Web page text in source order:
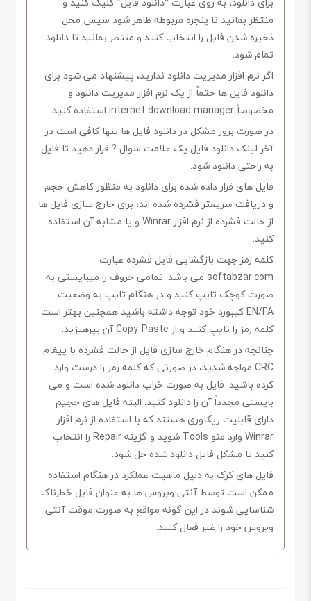
منتظر بمانید تا پنجره مربوطه ظاهر شود سپس محل
ذخیره شدن فایل را انتخاب کنید و منتظر بمانید تا دانلود
تمام شود.
اگر نرم افزار مدیریت دانلود ندارید، پیشنهاد می شود برای
دانلود فایل ها حتماً از یک نرم افزار مدیریت دانلود و
مخصوصاً internet download manager استفاده کنید.
در صورت بروز مشکل در دانلود فایل ها تنها کافی است در
آخر لینک دانلود فایل یک علامت سوال ? قرار دهید تا فایل
به راحتی دانلود شود.
فایل های قرار داده شده برای دانلود به منظور کاهش حجم
و دریافت سریعتر فشرده شده اند، برای خارج سازی فایل ها
از حالت فشرده از نرم افزار Winrar و یا مشابه آن استفاده
کنید.
کلمه رمز جهت بازگشایی فایل فشرده عبارت
softabzar.com می باشد. تمامی حروف را میبایستی به
صورت کوچک تایپ کنید و در هنگام تایپ به وضعیت
EN/FA کیبورد خود توجه داشته باشید همچنین بهتر است
کلمه رمز را تایپ کنید و از Copy-Paste آن بپرهیزید.
چنانچه در هنگام خارج سازی فایل از حالت فشرده با پیغام
CRC مواجه شدید، در صورتی که کلمه رمز را درست وارد
کرده باشید. فایل به صورت خراب دانلود شده است و می
بایستی مجدداً آن را دانلود کنید. البته فایل های حجیم
دارای قابلیت ریکاوری هستند که با استفاده از نرم افزار
Winrar وارد منو Tools شوید و گزینه Repair را انتخاب
کنید تا مشکل فایل دانلود شده حل شود.
فایل های کرک به دلیل ماهیت عملکرد در هنگام استفاده
ممکن است توسط آنتی ویروس ها به عنوان فایل خطرناک
شناسایی شوند در این گونه مواقع به صورت موقت آنتی
ویروس خود را غیر فعال کنید.